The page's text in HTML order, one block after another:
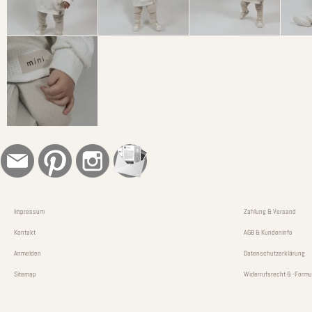
Impressum
Kontakt
Anmelden
Sitemap
Zahlung & Versand
AGB & Kundeninfo
Datenschutzerklärung
Widerrufsrecht & -